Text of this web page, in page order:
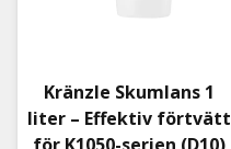
Kränzle Skumlans 1
liter – Effektiv förtvätt